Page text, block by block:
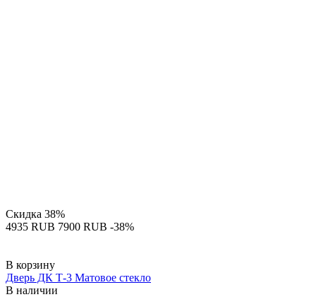
Скидка 38%
‍4935‍ RUB ‍7900‍ RUB -38%
В корзину
Дверь ДК Т-3 Матовое стекло
В наличии